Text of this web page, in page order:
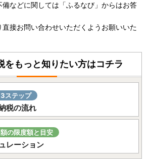
などに関しては「ふるなび」からはお答
接お問い合わせいただくようお願いいた
をもっと知りたい方はコチラ
ステップ
税の流れ
の限度額と目安
レーション